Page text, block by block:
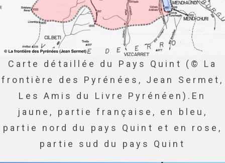
Carte détaillée du Pays Quint (© La
frontière des Pyrénées, Jean Sermet,
Les Amis du Livre Pyrénéen).En
jaune, partie française, en bleu,
partie nord du pays Quint et en rose,
partie sud du pays Quint